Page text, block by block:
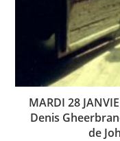
MARDI 28
Denis
de